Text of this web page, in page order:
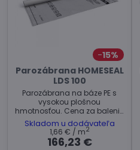
15%
Parozábrana HOMESEAL
LDS 100
Parozábrana na báze PE s
vysokou plošnou
hmotnosťou. Cena za balenie
100 m²
Skladom u dodávateľa
166,23 €
1,66 € / m2